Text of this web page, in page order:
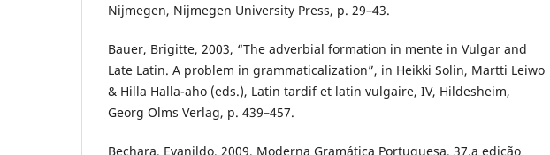
Nijmegen, Nijmegen University Press, p. 29–43.
Bauer, Brigitte, 2003, “The adverbial formation in mente in Vulgar and
Late Latin. A problem in grammaticalization”, in Heikki Solin, Martti Leiwo
& Hilla Halla-aho (eds.), Latin tardif et latin vulgaire, IV, Hildesheim,
Georg Olms Verlag, p. 439–457.
Bechara, Evanildo, 2009, Moderna Gramática Portuguesa, 37.a edição